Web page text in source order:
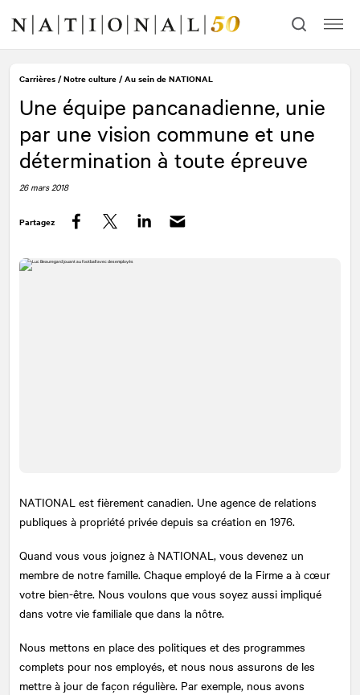
contenu
navigation
Carrières /Notre culture /Au sein de NATIONAL
Une équipe pancanadienne, unie
par une vision commune et une
détermination à toute épreuve
26 mars 2018
Partagez
NATIONAL est fièrement canadien. Une agence de relations
publiques à propriété privée depuis sa création en 1976.
Quand vous vous joignez à NATIONAL , vous devenez un
membre de notre famille. Chaque employé de la Firme a à cœur
votre bien-être. Nous voulons que vous soyez aussi impliqué
dans votre vie familiale que dans la nôtre.
Nous mettons en place des politiques et des programmes
complets pour nos employés, et nous nous assurons de les
mettre à jour de façon régulière. Par exemple, nous avons